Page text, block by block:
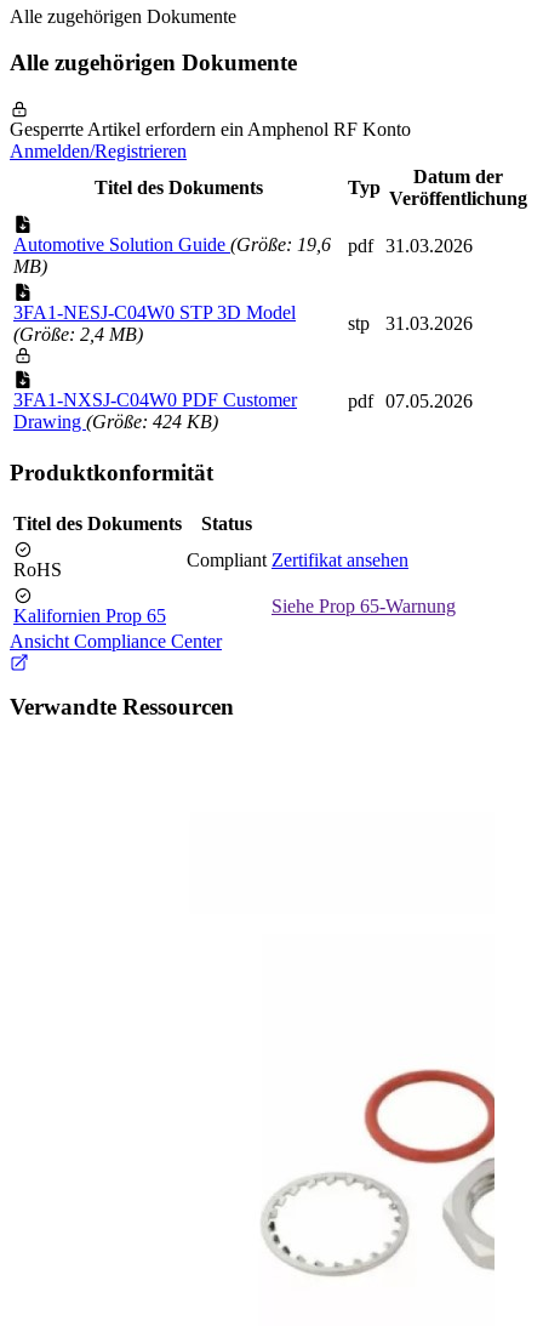
Alle zugehörigen Dokumente
Alle zugehörigen Dokumente
Gesperrte Artikel erfordern ein Amphenol RF Konto
Anmelden/Registrieren
Titel des Dokuments
Typ
Datum der
Veröffentlichung
Automotive Solution Guide (Größe: 19,6
MB)
pdf 31.03.2026
3FA1-NESJ-C04W0 STP 3D Model
(Größe: 2,4 MB)
stp 31.03.2026
3FA1-NXSJ-C04W0 PDF Customer
Drawing (Größe: 424 KB)
pdf 07.05.2026
Produktkonformität
Titel des Dokuments Status
RoHS Compliant Zertifikat ansehen
Kalifornien Prop 65
Siehe Prop 65-Warnung
Ansicht Compliance Center
Verwandte Ressourcen